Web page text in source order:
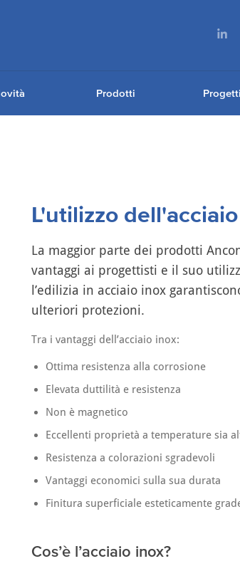
Prodotti Progetti
L'utilizzo
La maggior parte dei prodotti
vantaggi ai progettisti e il suo
l’edilizia in acciaio inox
ulteriori protezioni.
Tra i vantaggi dell’acciaio inox:
Ottima resistenza alla corrosione
Elevata duttilità e resistenza
Non è magnetico
Eccellenti proprietà a temperature sia
Resistenza a colorazioni sgradevoli
Vantaggi economici sulla sua durata
Finitura superficiale esteticamente
Cos’è l’acciaio inox?